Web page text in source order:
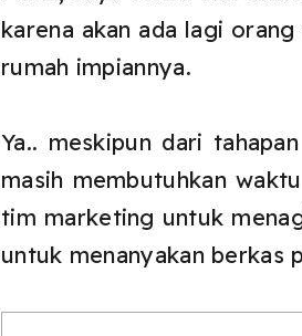
karena akan ada lagi
rumah impiannya.
Ya.. meskipun dari
masih membutuhkan
tim marketing untuk
untuk menanyakan berkas